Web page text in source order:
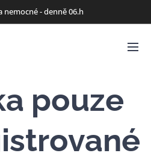
nemocné - denně 06.h
pouze